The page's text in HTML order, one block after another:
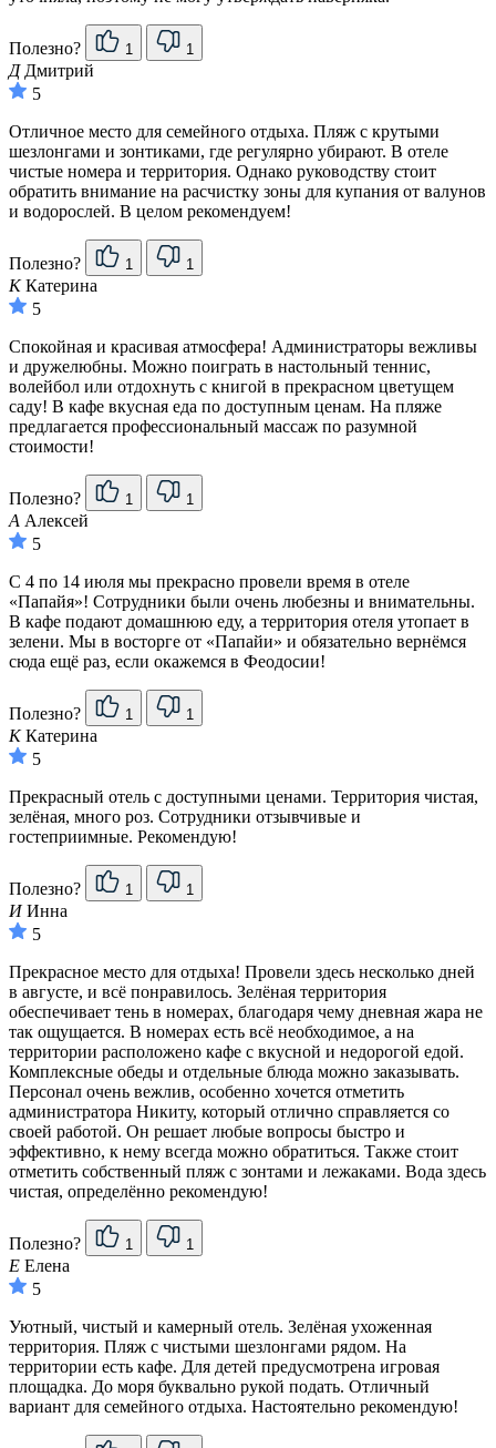
Полезно? 1 1
ДДмитрий
5
Отличное место для семейного отдыха. Пляж с крутыми
шезлонгами и зонтиками, где регулярно убирают. В отеле
чистые номера и территория. Однако руководству стоит
обратить внимание на расчистку зоны для купания от валунов
и водорослей. В целом рекомендуем!
Полезно? 1 1
ККатерина
5
Спокойная и красивая атмосфера! Администраторы вежливы
и дружелюбны. Можно поиграть в настольный теннис,
волейбол или отдохнуть с книгой в прекрасном цветущем
саду! В кафе вкусная еда по доступным ценам. На пляже
предлагается профессиональный массаж по разумной
стоимости!
Полезно? 1 1
А Алексей
5
С 4 по 14 июля мы прекрасно провели время в отеле
«Папайя»! Сотрудники были очень любезны и внимательны.
В кафе подают домашнюю еду, а территория отеля утопает в
зелени. Мы в восторге от «Папайи» и обязательно вернёмся
сюда ещё раз, если окажемся в Феодосии!
Полезно? 1 1
ККатерина
5
Прекрасный отель с доступными ценами. Территория чистая,
зелёная, много роз. Сотрудники отзывчивые и
гостеприимные. Рекомендую!
Полезно? 1 1
ИИнна
5
Прекрасное место для отдыха! Провели здесь несколько дней
в августе, и всё понравилось. Зелёная территория
обеспечивает тень в номерах, благодаря чему дневная жара не
так ощущается. В номерах есть всё необходимое, а на
территории расположено кафе с вкусной и недорогой едой.
Комплексные обеды и отдельные блюда можно заказывать.
Персонал очень вежлив, особенно хочется отметить
администратора Никиту, который отлично справляется со
своей работой. Он решает любые вопросы быстро и
эффективно, к нему всегда можно обратиться. Также стоит
отметить собственный пляж с зонтами и лежаками. Вода здесь
чистая, определённо рекомендую!
Полезно? 1 1
Е Елена
5
Уютный, чистый и камерный отель. Зелёная ухоженная
территория. Пляж с чистыми шезлонгами рядом. На
территории есть кафе. Для детей предусмотрена игровая
площадка. До моря буквально рукой подать. Отличный
вариант для семейного отдыха. Настоятельно рекомендую!